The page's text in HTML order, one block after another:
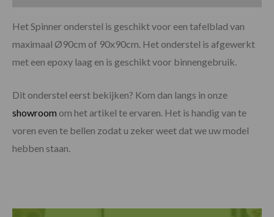
Het Spinner onderstel is geschikt voor een tafelblad van
maximaal Ø90cm of 90x90cm. Het onderstel is afgewerkt
met een epoxy laag en is geschikt voor binnengebruik.
Dit onderstel eerst bekijken? Kom dan langs in onze
showroom om het artikel te ervaren. Het is handig van te
voren even te bellen zodat u zeker weet dat we uw model
hebben staan.